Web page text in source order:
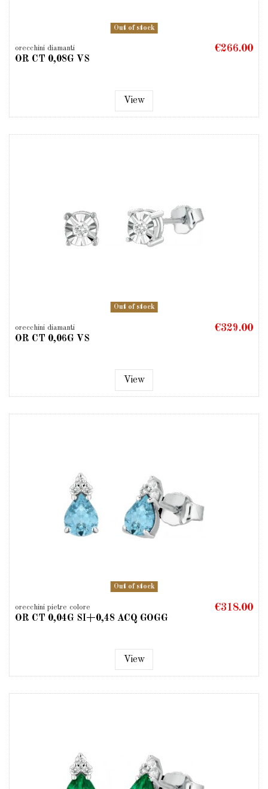
Out of stock
orecchini diamanti
OR CT 0,08G VS
€266.00
View
Out of stock
orecchini diamanti
OR CT 0,06G VS
€329.00
View
Out of stock
orecchini pietre colore
OR CT 0,04G SI+0,48 ACQ GOGG
€318.00
View